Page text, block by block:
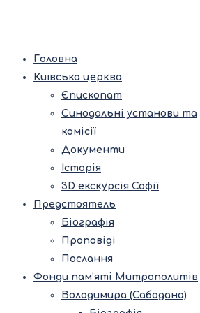
Головна
Київська церква
Єпископат
Синодальні установи та
комісії
Документи
Історія
3D екскурсія Софії
Предстоятель
Біографія
Проповіді
Послання
Фонди пам’яті Митрополитів
Володимира (Сабодана)